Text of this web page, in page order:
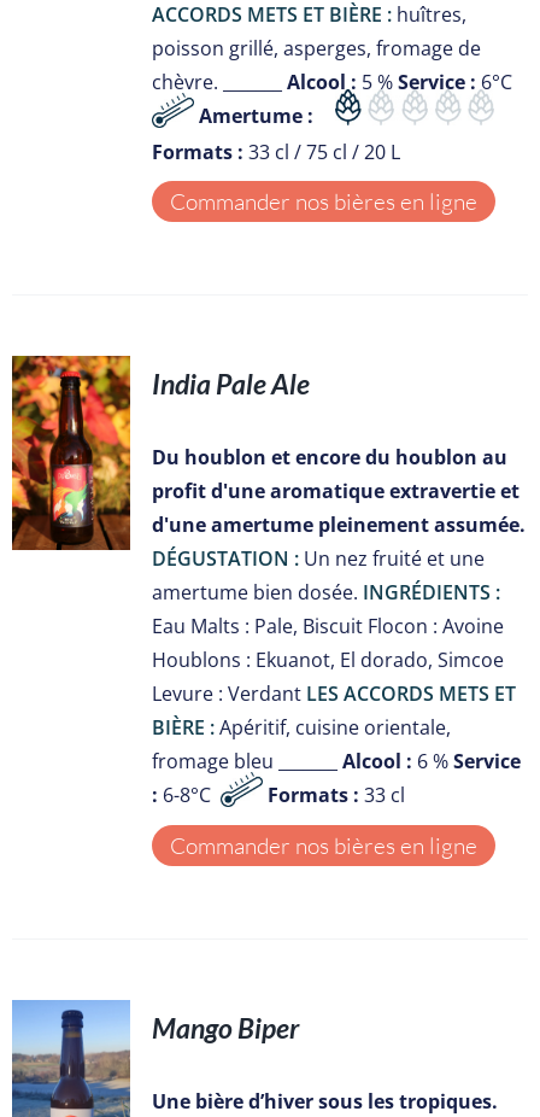
ACCORDS METS ET BIÈRE :huîtres,
poisson grillé, asperges, fromage de
chèvre. _______ Alcool : 5 %Service : 6°C
Amertume :
Formats : 33 cl / 75 cl / 20 L
Commander nos bières en ligne
India Pale Ale
Du houblon et encore du houblon au
profit d'une aromatique extravertie et
d'une amertume pleinement assumée.
DÉGUSTATION :Un nez fruité et une
amertume bien dosée. INGRÉDIENTS :
Eau Malts : Pale, Biscuit Flocon : Avoine
Houblons : Ekuanot, El dorado, Simcoe
Levure : Verdant LES ACCORDS METS ET
BIÈRE :Apéritif, cuisine orientale,
fromage bleu _______ Alcool : 6 %Service
: 6-8°C Formats : 33 cl
Commander nos bières en ligne
Mango Biper
Une bière d’hiver sous les tropiques.